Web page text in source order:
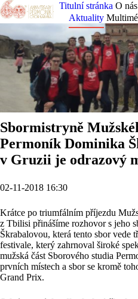
Titulní stránka O nás
Aktuality
Sbormistryně
Permoník Dominika
v Gruzii je odrazový
02-11-2018 16:30
Krátce po triumfálním příjezdu
z Tbilisi přinášíme rozhovor s jeho
Škrabalovou, která tento sbor vede
festivale, který zahrnoval široké
mužská část Sborového studia
prvních místech a sbor se kromě
Grand Prix.